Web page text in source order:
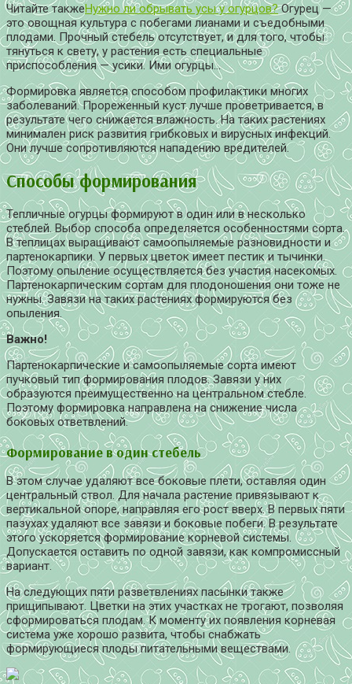
Читайте такжеНужно ли обрывать усы у огурцов?Огурец —
это овощная культура с побегами лианами и съедобными
плодами. Прочный стебель отсутствует, и для того, чтобы
тянуться к свету, у растения есть специальные
приспособления — усики. Ими огурцы…
Формировка является способом профилактики многих
заболеваний. Прореженный куст лучше проветривается, в
результате чего снижается влажность. На таких растениях
минимален риск развития грибковых и вирусных инфекций.
Они лучше сопротивляются нападению вредителей.
Способы формирования
Тепличные огурцы формируют в один или в несколько
стеблей. Выбор способа определяется особенностями сорта.
В теплицах выращивают самоопыляемые разновидности и
партенокарпики. У первых цветок имеет пестик и тычинки.
Поэтому опыление осуществляется без участия насекомых.
Партенокарпическим сортам для плодоношения они тоже не
нужны. Завязи на таких растениях формируются без
опыления.
Важно!
Партенокарпические и самоопыляемые сорта имеют
пучковый тип формирования плодов. Завязи у них
образуются преимущественно на центральном стебле.
Поэтому формировка направлена на снижение числа
боковых ответвлений.
Формирование в один стебель
В этом случае удаляют все боковые плети, оставляя один
центральный ствол. Для начала растение привязывают к
вертикальной опоре, направляя его рост вверх. В первых пяти
пазухах удаляют все завязи и боковые побеги. В результате
этого ускоряется формирование корневой системы.
Допускается оставить по одной завязи, как компромиссный
вариант.
На следующих пяти разветвлениях пасынки также
прищипывают. Цветки на этих участках не трогают, позволяя
сформироваться плодам. К моменту их появления корневая
система уже хорошо развита, чтобы снабжать
формирующиеся плоды питательными веществами.